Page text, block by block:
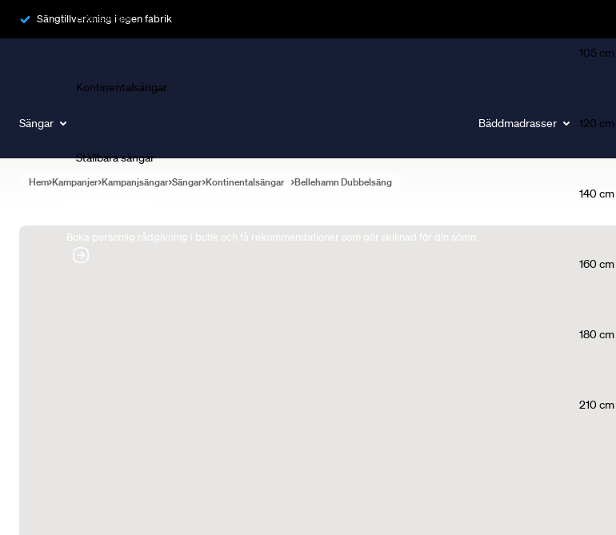
Sängtillverkning i egen fabrik
Sängar
Ramsängar
Kontinentalsängar
Ställbara sängar
Boka personlig rådgivning i butik och få rekommendationer som gör skillnad för din sömn.
Bäddmadrasser
105 cm
120 cm
140 cm
160 cm
180 cm
210 cm
Hem Kampanjer Kampanjsängar Sängar Kontinentalsängar Bellehamn Dubbelsäng